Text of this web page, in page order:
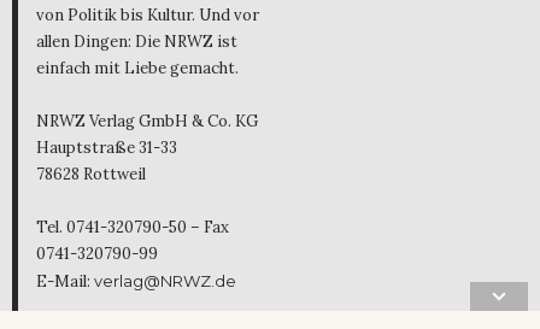
von Politik bis Kultur. Und vor
allen Dingen: Die NRWZ ist
einfach mit Liebe gemacht.
NRWZ Verlag GmbH & Co. KG
Hauptstraße 31-33
78628 Rottweil
Tel. 0741-320790-50 – Fax
0741-320790-99
E-Mail: verlag@NRWZ.de